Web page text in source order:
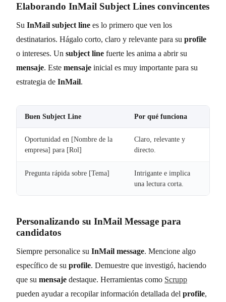
Elaborando InMail Subject Lines convincentes
Su InMail subject line es lo primero que ven los
destinatarios. Hágalo corto, claro y relevante para su profile
o intereses. Un subject line fuerte les anima a abrir su
mensaje. Este mensaje inicial es muy importante para su
estrategia de InMail.
Buen Subject Line Por qué funciona
Oportunidad en [Nombre de la
empresa] para [Rol]
Claro, relevante y
directo.
Pregunta rápida sobre [Tema]
Intrigante e implica
una lectura corta.
Personalizando su InMail Message para
candidatos
Siempre personalice su InMail message. Mencione algo
específico de su profile. Demuestre que investigó, haciendo
que su mensaje destaque. Herramientas como Scrupp
pueden ayudar a recopilar información detallada del profile,